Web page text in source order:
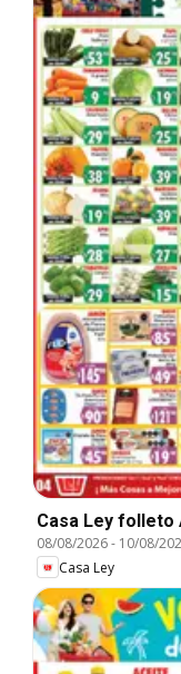
Casa Ley
08/08/2026- 10/08/
Casa Ley